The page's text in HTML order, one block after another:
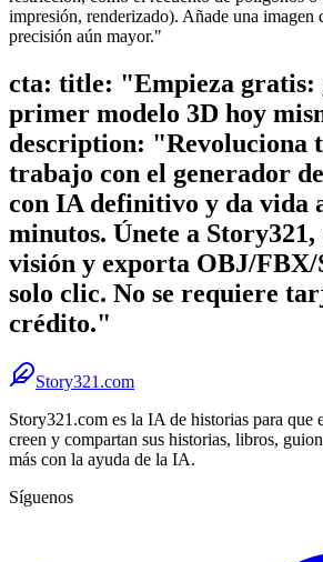
impresión, renderizado). Añade una imagen
precisión aún mayor."
cta: title: "Empieza gratis:
primer modelo 3D hoy
description: "Revoluciona
trabajo con el generador
con IA definitivo y da vida
minutos. Únete a
visión y exporta OBJ/FBX/
solo clic. No se requiere
crédito."
Story321.com
Story321.com es la IA de historias para que
creen y compartan sus historias, libros,
más con la ayuda de la IA.
Síguenos